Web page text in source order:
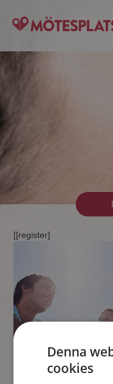
[[register]
Denna
cookies